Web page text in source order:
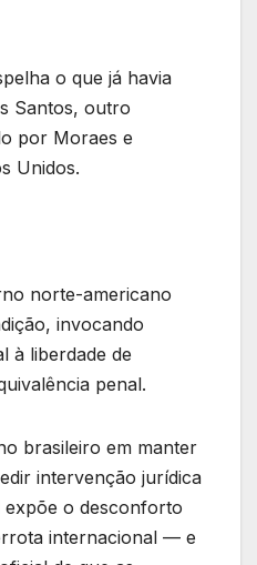
o que já havia
Santos, outro
por Moraes e
Unidos.
norte-americano
invocando
à liberdade de
penal.
brasileiro em manter
intervenção jurídica
o desconforto
internacional — e